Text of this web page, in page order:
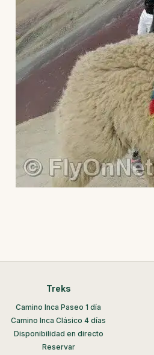
Treks
Camino Inca Paseo 1 día
Camino Inca Clásico 4 días
Disponibilidad en directo
Reservar